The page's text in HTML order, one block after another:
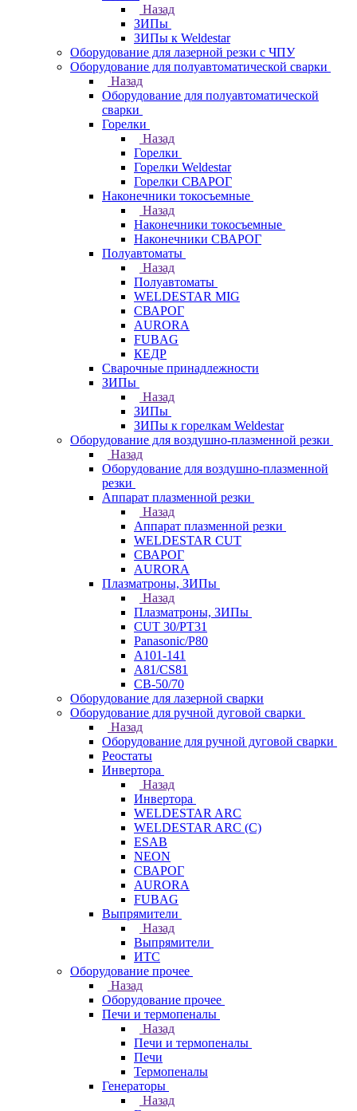
Назад
ЗИПы
ЗИПы к Weldestar
Оборудование для лазерной резки с ЧПУ
Оборудование для полуавтоматической сварки
Назад
Оборудование для полуавтоматической
сварки
Горелки
Назад
Горелки
Горелки Weldestar
Горелки СВАРОГ
Наконечники токосъемные
Назад
Наконечники токосъемные
Наконечники СВАРОГ
Полуавтоматы
Назад
Полуавтоматы
WELDESTAR MIG
СВАРОГ
AURORA
FUBAG
КЕДР
Сварочные принадлежности
ЗИПы
Назад
ЗИПы
ЗИПы к горелкам Weldestar
Оборудование для воздушно-плазменной резки
Назад
Оборудование для воздушно-плазменной
резки
Аппарат плазменной резки
Назад
Аппарат плазменной резки
WELDESTAR CUT
СВАРОГ
AURORA
Плазматроны, ЗИПы
Назад
Плазматроны, ЗИПы
CUT 30/PT31
Panasonic/P80
А101-141
А81/CS81
СВ-50/70
Оборудование для лазерной сварки
Оборудование для ручной дуговой сварки
Назад
Оборудование для ручной дуговой сварки
Реостаты
Инвертора
Назад
Инвертора
WELDESTAR ARC
WELDESTAR ARC (С)
ESAB
NEON
СВАРОГ
AURORA
FUBAG
Выпрямители
Назад
Выпрямители
ИТС
Оборудование прочее
Назад
Оборудование прочее
Печи и термопеналы
Назад
Печи и термопеналы
Печи
Термопеналы
Генераторы
Назад